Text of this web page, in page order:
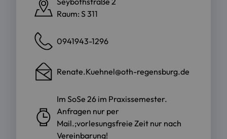
Raum: S 311
0941943-1296
Renate.Kuehnel@oth-regensburg.de
Im SoSe 26 im Praxissemester.
Anfragen nur per
Mail.;vorlesungsfreie Zeit nur nach
Vereinbarung!